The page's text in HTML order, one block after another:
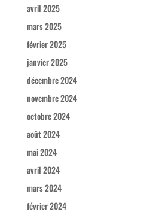
avril 2025
mars 2025
février 2025
janvier 2025
décembre 2024
novembre 2024
octobre 2024
août 2024
mai 2024
avril 2024
mars 2024
février 2024